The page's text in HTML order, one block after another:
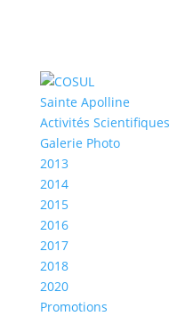
Sainte Apolline
Activités Scientifiques
Galerie Photo
2013
2014
2015
2016
2017
2018
2020
Promotions